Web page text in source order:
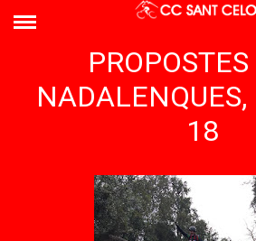
NADALENQUES,
18